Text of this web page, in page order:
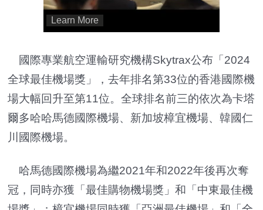
國際專業航空運輸研究機構Skytrax公布「2024
全球最佳機場獎」，去年排名第33位的香港國際機
場大幅回升至第11位。全球排名前三的依次為卡塔
爾多哈哈馬德國際機場、新加坡樟宜機場、韓國仁
川國際機場。
哈馬德國際機場為繼2021年和2022年後再次奪
冠，同時亦獲「最佳購物機場獎」和「中東最佳機